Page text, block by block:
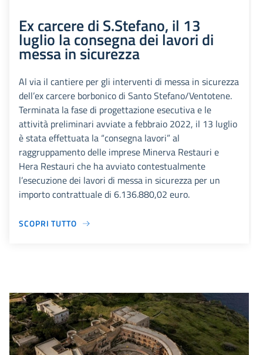
Ex carcere di S.Stefano, il 13
luglio la consegna dei lavori di
messa in sicurezza
Al via il cantiere per gli interventi di messa in sicurezza
dell’ex carcere borbonico di Santo Stefano/Ventotene.
Terminata la fase di progettazione esecutiva e le
attività preliminari avviate a febbraio 2022, il 13 luglio
è stata effettuata la “consegna lavori” al
raggruppamento delle imprese Minerva Restauri e
Hera Restauri che ha avviato contestualmente
l’esecuzione dei lavori di messa in sicurezza per un
importo contrattuale di 6.136.880,02 euro.
SCOPRI TUTTO